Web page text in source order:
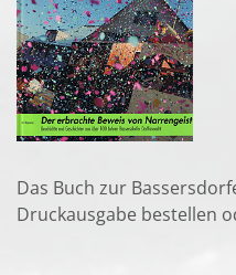
Das Buch zur
Druckausgabe bestellen